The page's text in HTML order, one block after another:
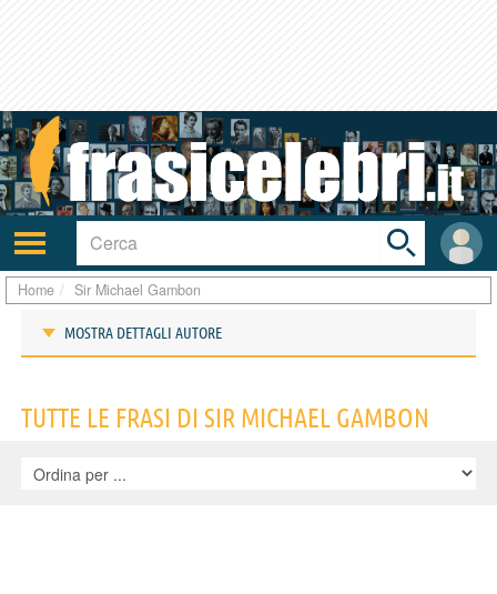
Attiva/disattiva
navigazione
User
area
Toggle
search
bar
Home Sir Michael Gambon
MOSTRA DETTAGLI AUTORE
TUTTE LE FRASI DI SIR MICHAEL GAMBON